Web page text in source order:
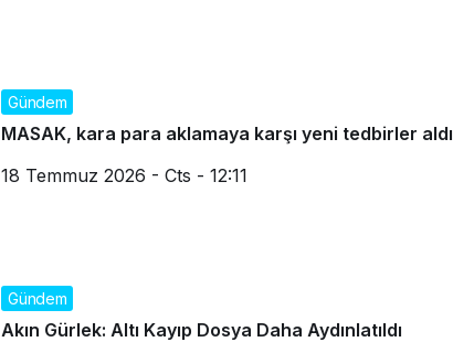
Gündem
MASAK, kara para aklamaya karşı yeni tedbirler aldı
18 Temmuz 2026 - Cts - 12:11
Gündem
Akın Gürlek: Altı Kayıp Dosya Daha Aydınlatıldı